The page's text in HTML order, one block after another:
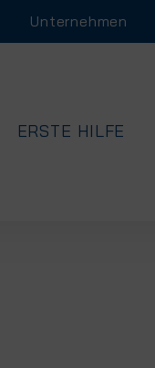
Unternehmen
ERSTE HILFE